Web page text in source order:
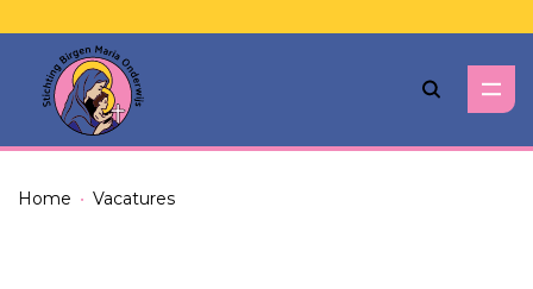
Zoeken
Home Vacatures